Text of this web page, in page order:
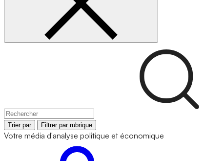
Trier par Filtrer par rubrique
Votre média d'analyse politique et économique